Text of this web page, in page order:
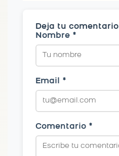
Deja tu comentario
Nombre *
Email *
Comentario *